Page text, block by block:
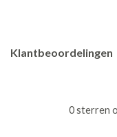
Klantbeoordelingen
0 sterren